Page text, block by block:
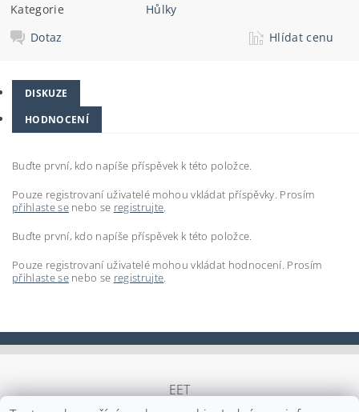
Kategorie
Hůlky
Dotaz
Hlídat cenu
DISKUZE
HODNOCENÍ
Buďte první, kdo napíše příspěvek k této položce.
Pouze registrovaní uživatelé mohou vkládat příspěvky. Prosím
přihlaste senebo se registrujte.
Buďte první, kdo napíše příspěvek k této položce.
Pouze registrovaní uživatelé mohou vkládat hodnocení. Prosím
přihlaste senebo se registrujte.
EET